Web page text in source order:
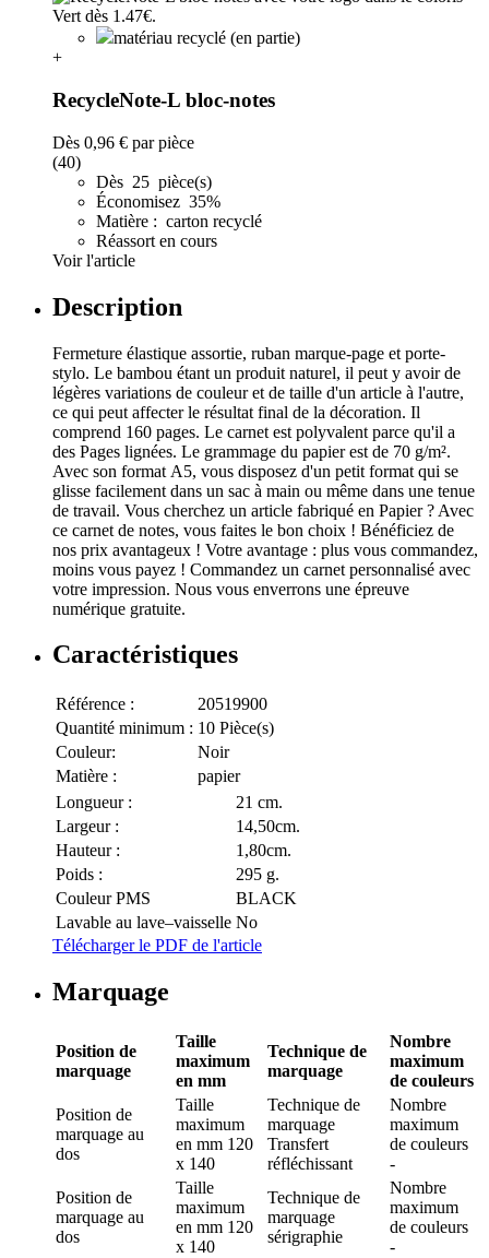
matériau recyclé (en partie)
+
RecycleNote-L bloc-notes
Dès 0,96 € par pièce
(40)
Dès 25 pièce(s)
Économisez 35%
Matière : carton recyclé
Réassort en cours
Voir l'article
Description
Fermeture élastique assortie, ruban marque-page et porte-
stylo. Le bambou étant un produit naturel, il peut y avoir de
légères variations de couleur et de taille d'un article à l'autre,
ce qui peut affecter le résultat final de la décoration. Il
comprend 160 pages. Le carnet est polyvalent parce qu'il a
des Pages lignées. Le grammage du papier est de 70 g/m².
Avec son format A5, vous disposez d'un petit format qui se
glisse facilement dans un sac à main ou même dans une tenue
de travail. Vous cherchez un article fabriqué en Papier ? Avec
ce carnet de notes, vous faites le bon choix ! Bénéficiez de
nos prix avantageux ! Votre avantage : plus vous commandez,
moins vous payez ! Commandez un carnet personnalisé avec
votre impression. Nous vous enverrons une épreuve
numérique gratuite.
Caractéristiques
Référence :
20519900
Quantité minimum : 10 Pièce(s)
Couleur:
Noir
Matière :
papier
Longueur :
21 cm.
Largeur :
14,50cm.
Hauteur :
1,80cm.
Poids :
295 g.
Couleur PMS
BLACK
Lavable au lave–vaisselle No
Télécharger le PDF de l'article
Marquage
Position de
marquage
Taille
maximum
en mm
Technique de
marquage
Nombre
maximum
de couleurs
Position de
marquage au
dos
Taille
maximum
en mm 120
x 140
Technique de
marquage
Transfert
réfléchissant
Nombre
maximum
de couleurs
-
Position de
marquage au
dos
Taille
maximum
en mm 120
x 140
Technique de
marquage
sérigraphie
Nombre
maximum
de couleurs
-